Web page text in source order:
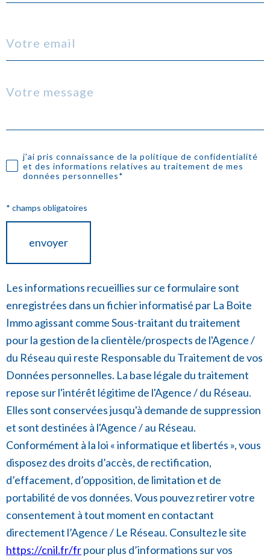
e
v
o
c
r
o
n
é
e
s
R
n
e
n
o
s
c
o
o
r
d
o
n
n
é
e
s
Message
*
Validation
j'ai pris connaissance de la politique de confidentialité
et des informations relatives au traitement de mes
données personnelles*
* champs obligatoires
envoyer
Les informations recueillies sur ce formulaire sont
enregistrées dans un fichier informatisé par La Boite
Immo agissant comme Sous-traitant du traitement
pour la gestion de la clientèle/prospects de l'Agence /
du Réseau qui reste Responsable du Traitement de vos
Données personnelles. La base légale du traitement
repose sur l'intérêt légitime de l'Agence / du Réseau.
Elles sont conservées jusqu'à demande de suppression
et sont destinées à l'Agence / au Réseau.
Conformément à la loi « informatique et libertés », vous
disposez des droits d’accès, de rectification,
d’effacement, d’opposition, de limitation et de
portabilité de vos données. Vous pouvez retirer votre
consentement à tout moment en contactant
directement l’Agence / Le Réseau. Consultez le site
https://cnil.fr/frpour plus d’informations sur vos